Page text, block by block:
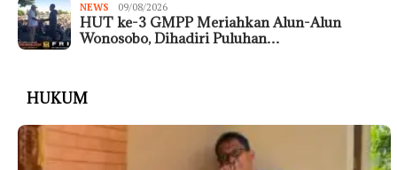
NEWS 09/08/2026
HUT ke-3 GMPP Meriahkan Alun-Alun
Wonosobo, Dihadiri Puluhan…
HUKUM